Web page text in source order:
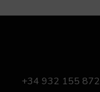
+34 932 155 872